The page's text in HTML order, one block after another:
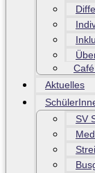
Aktuelles
SV